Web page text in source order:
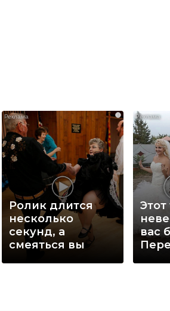
i
Ролик длится
несколько
секунд, а
смеяться вы
вас